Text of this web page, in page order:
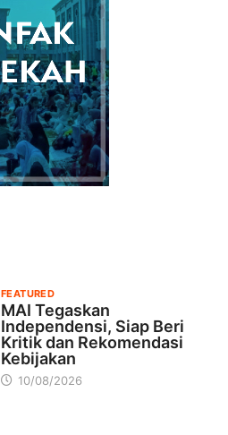
FEATURED
MAI Tegaskan
Independensi, Siap Beri
Kritik dan Rekomendasi
Kebijakan
10/08/2026